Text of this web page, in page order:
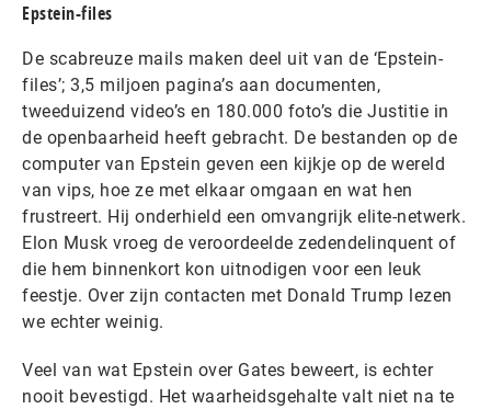
Epstein-files
De scabreuze mails maken deel uit van de ‘Epstein-
files’; 3,5 miljoen pagina’s aan documenten,
tweeduizend video’s en 180.000 foto’s die Justitie in
de openbaarheid heeft gebracht. De bestanden op de
computer van Epstein geven een kijkje op de wereld
van vips, hoe ze met elkaar omgaan en wat hen
frustreert. Hij onderhield een omvangrijk elite-netwerk.
Elon Musk vroeg de veroordeelde zedendelinquent of
die hem binnenkort kon uitnodigen voor een leuk
feestje. Over zijn contacten met Donald Trump lezen
we echter weinig.
Veel van wat Epstein over Gates beweert, is echter
nooit bevestigd. Het waarheidsgehalte valt niet na te